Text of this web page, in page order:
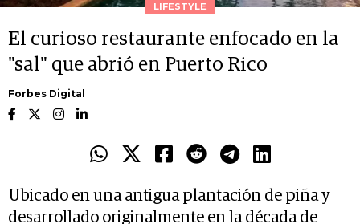
LIFESTYLE
El curioso restaurante enfocado en la
"sal" que abrió en Puerto Rico
Forbes Digital
Ubicado en una antigua plantación de piña y
desarrollado originalmente en la década de